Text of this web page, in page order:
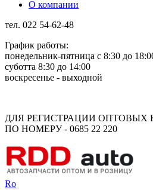
О компании
тел. 022 54-62-48
График работы:
понедельник-пятница с 8:30 до
суботта 8:30 до 14:00
воскресенье - выходной
ДЛЯ РЕГИСТРАЦИИ ОПТОВЫХ
ПО НОМЕРУ - 0685 22 220
Ro